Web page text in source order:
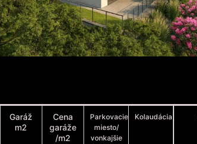
Garáž
m2
Cena
garáže
/m2
Parkovacie
miesto/
vonkajšie
Kolaudácia